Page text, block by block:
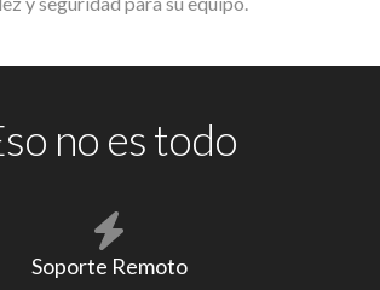
no es todo
Soporte Remoto